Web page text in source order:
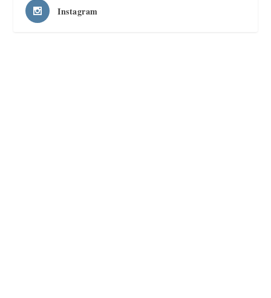
Instagram